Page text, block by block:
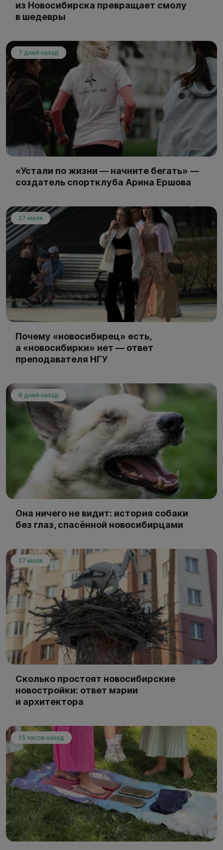
из Новосибирска превращает смолу
в шедевры
7 дней назад
«Устали по жизни — начните бегать» —
создатель спортклуба Арина Ершова
27 июля
Почему «новосибирец» есть,
а «новосибирки» нет — ответ
преподавателя НГУ
8 дней назад
Она ничего не видит: история собаки
без глаз, спасённой новосибирцами
27 июля
Сколько простоят новосибирские
новостройки: ответ мэрии
и архитектора
15 часов назад